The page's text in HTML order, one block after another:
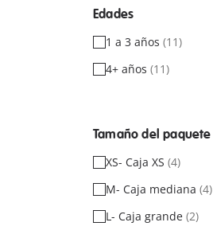
Edades
1 a 3 años (11)
4+ años (11)
Tamaño del paquete
XS- Caja XS (4)
M- Caja mediana (4)
L- Caja grande (2)